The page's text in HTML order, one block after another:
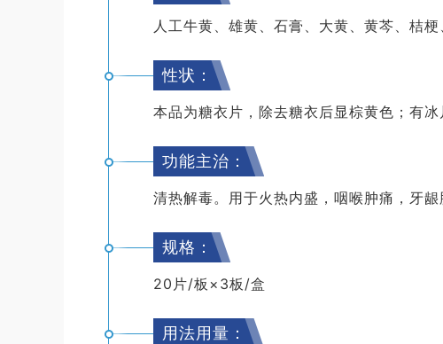
人工牛黄、雄黄、石膏、大黄、黄芩、桔梗
性状：
本品为糖衣片，除去糖衣后显棕黄色；有冰
功能主治：
清热解毒。用于火热内盛，咽喉肿痛，牙龈
规格：
20片/板×3板/盒
用法用量：